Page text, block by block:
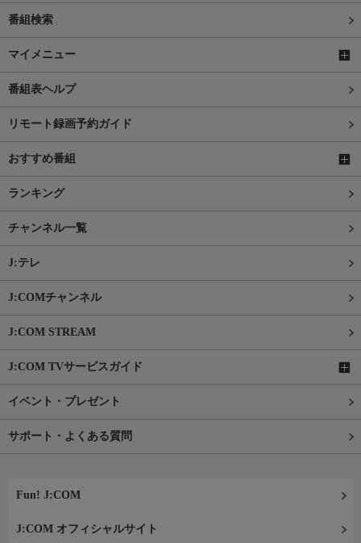
番組検索
マイメニュー
番組表ヘルプ
リモート録画予約ガイド
おすすめ番組
ランキング
チャンネル一覧
J:テレ
J:COMチャンネル
J:COM STREAM
J:COM TVサービスガイド
イベント・プレゼント
サポート・よくある質問
Fun! J:COM
J:COM オフィシャルサイト